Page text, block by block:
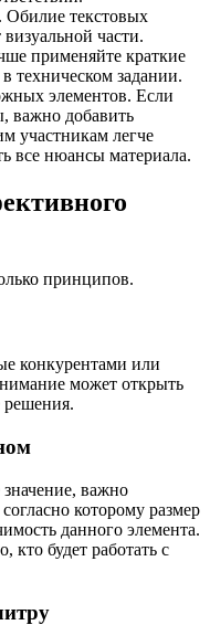
Обилие текстовых
части.
применяйте краткие
техническом задании.
элементов. Если
важно добавить
участникам легче
все нюансы материала.
принципов.
конкурентами или
может открыть
решения.
важно
которому размер
данного элемента.
кто будет работать с